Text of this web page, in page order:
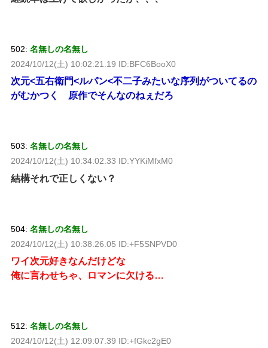
502: 名無しの名無し
2024/10/12(土) 10:02:21.19 ID:BFC6BooX0
次元<五右衛門<ルパン<不二子みたいな序列がついてるの
がむかつく 原作でそんなのねぇだろ
503: 名無しの名無し
2024/10/12(土) 10:34:02.33 ID:YYKiMfxM0
結構それで正しくない？
504: 名無しの名無し
2024/10/12(土) 10:38:26.05 ID:+F5SNPVD0
ワイ次元好きなんだけどな
俺に言わせちゃ、ロマンに欠ける…
512: 名無しの名無し
2024/10/12(土) 12:09:07.39 ID:+fGkc2gE0